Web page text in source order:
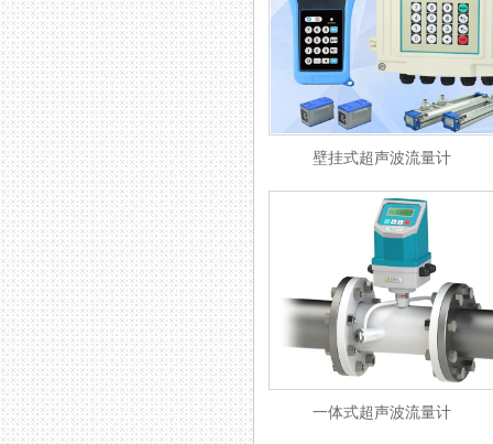
壁挂式超声波流量计
一体式超声波流量计